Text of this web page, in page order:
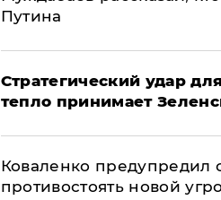
Путина
Стратегический удар
тепло принимает
Коваленко предупредил
противостоять новой